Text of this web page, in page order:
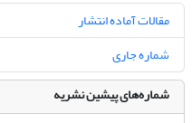
مقالات آماده انتشار
شماره جاری
شماره‌های پیشین نشریه